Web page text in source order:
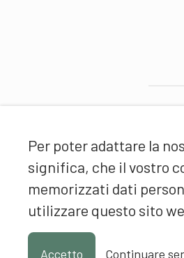
Per poter adattare la
significa, che il vostro
memorizzati dati
utilizzare questo sito
Accetto Continuare